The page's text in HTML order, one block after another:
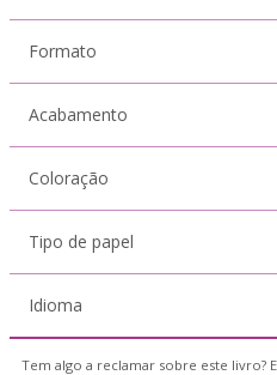
Formato
Acabamento
Coloração
Tipo de papel
Idioma
Tem algo a reclamar sobre este livro?